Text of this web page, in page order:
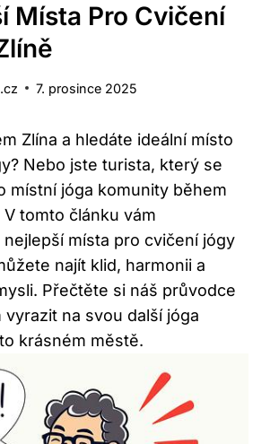
Místa Pro Cvičení
7. prosince 2025
Zlína a hledáte⁣ ideální místo
Nebo jste turista,​ který se
místní ‍jóga ⁣komunity během
tomto⁤ článku vám‌
místa pro cvičení⁢ jógy
najít⁢ klid, harmonii a
Přečtěte si náš ⁤průvodce
⁢vyrazit na svou další‌ jóga
krásném městě.